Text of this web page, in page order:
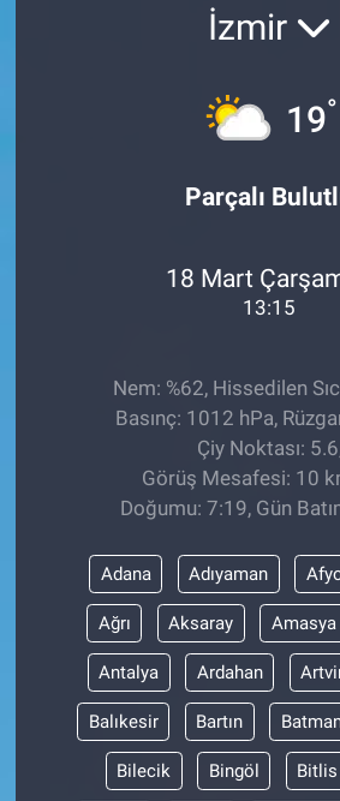
İzmir
19°
Parçalı
18 Mart
13:15
Nem: %62, Hissedilen
Basınç: 1012 hPa,
Çiy Noktası:
Görüş Mesafesi: 10
Doğumu: 7:19, Gün
Adana Adıyaman
Ağrı Aksaray Amasya
Antalya Ardahan
Balıkesir Bartın
Bilecik Bingöl Bitlis
Ege'den Esintiler
Gün Başlıyor
Gün Bitiyor
Gündem Özel
Günün görüntüsü
Haber